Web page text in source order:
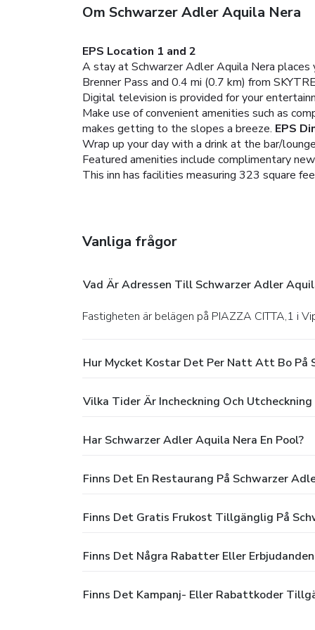
Om Schwarzer Adler Aquila Nera
EPS Location 1 and 2
A stay at Schwarzer Adler Aquila Nera
Brenner Pass and 0.4 mi (0.7 km) from
Digital television is provided for your
Make use of convenient amenities such as
makes getting to the slopes a breeze. EPS
Wrap up your day with a drink at the bar/
Featured amenities include complimentary
This inn has facilities measuring 323 square
Vanliga frågor
Vad Är Adressen Till Schwarzer Adler
Fastigheten är belägen på PIAZZA CITTA,1 i
Hur Mycket Kostar Det Per Natt Att Bo På
Vilka Tider Är Incheckning Och
Har Schwarzer Adler Aquila Nera En Pool?
Finns Det En Restaurang På Schwarzer
Finns Det Gratis Frukost Tillgänglig På
Finns Det Några Rabatter Eller
Finns Det Kampanj- Eller Rabattkoder